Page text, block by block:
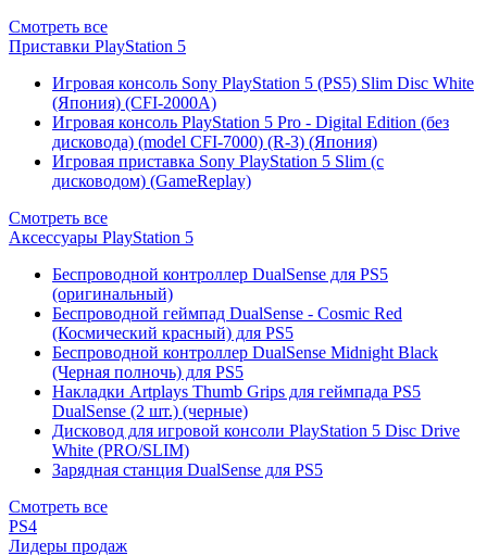
Смотреть все
Приставки PlayStation 5
Игровая консоль Sony PlayStation 5 (PS5) Slim Disc White
(Япония) (CFI-2000A)
Игровая консоль PlayStation 5 Pro - Digital Edition (без
дисковода) (model CFI-7000) (R-3) (Япония)
Игровая приставка Sony PlayStation 5 Slim (с
дисководом) (GameReplay)
Смотреть все
Аксессуары PlayStation 5
Беспроводной контроллер DualSense для PS5
(оригинальный)
Беспроводной геймпад DualSense - Cosmic Red
(Космический красный) для PS5
Беспроводной контроллер DualSense Midnight Black
(Черная полночь) для PS5
Накладки Artplays Thumb Grips для геймпада PS5
DualSense (2 шт.) (черные)
Дисковод для игровой консоли PlayStation 5 Disc Drive
White (PRO/SLIM)
Зарядная станция DualSense для PS5
Смотреть все
PS4
Лидеры продаж